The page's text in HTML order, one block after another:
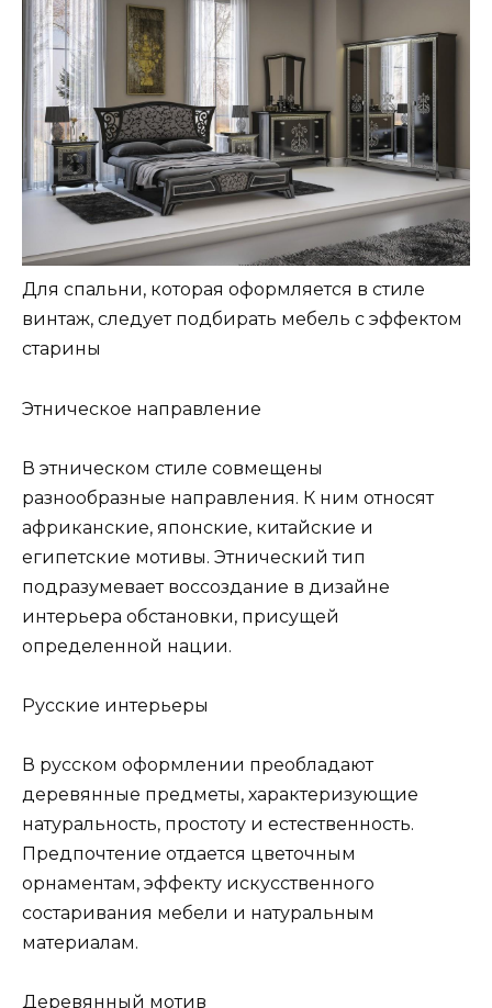
Для спальни, которая оформляется в стиле
винтаж, следует подбирать мебель с эффектом
старины
Этническое направление
В этническом стиле совмещены
разнообразные направления. К ним относят
африканские, японские, китайские и
египетские мотивы. Этнический тип
подразумевает воссоздание в дизайне
интерьера обстановки, присущей
определенной нации.
Русские интерьеры
В русском оформлении преобладают
деревянные предметы, характеризующие
натуральность, простоту и естественность.
Предпочтение отдается цветочным
орнаментам, эффекту искусственного
состаривания мебели и натуральным
материалам.
Деревянный мотив